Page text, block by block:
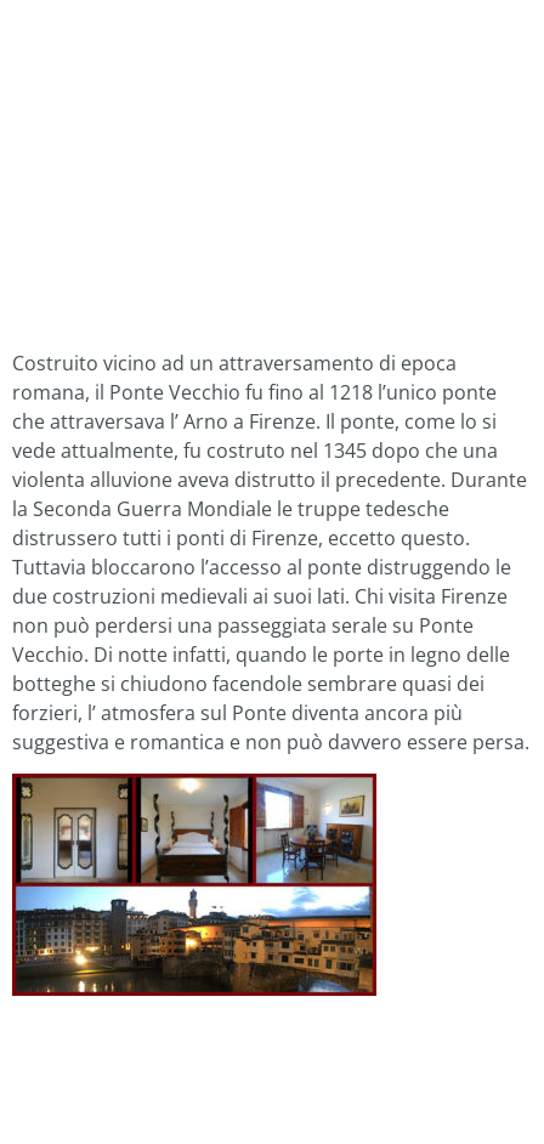
Costruito vicino ad un attraversamento di epoca
romana, il Ponte Vecchio fu fino al 1218 l’unico ponte
che attraversava l’ Arno a Firenze. Il ponte, come lo si
vede attualmente, fu costruto nel 1345 dopo che una
violenta alluvione aveva distrutto il precedente. Durante
la Seconda Guerra Mondiale le truppe tedesche
distrussero tutti i ponti di Firenze, eccetto questo.
Tuttavia bloccarono l’accesso al ponte distruggendo le
due costruzioni medievali ai suoi lati. Chi visita Firenze
non può perdersi una passeggiata serale su Ponte
Vecchio. Di notte infatti, quando le porte in legno delle
botteghe si chiudono facendole sembrare quasi dei
forzieri, l’ atmosfera sul Ponte diventa ancora più
suggestiva e romantica e non può davvero essere persa.